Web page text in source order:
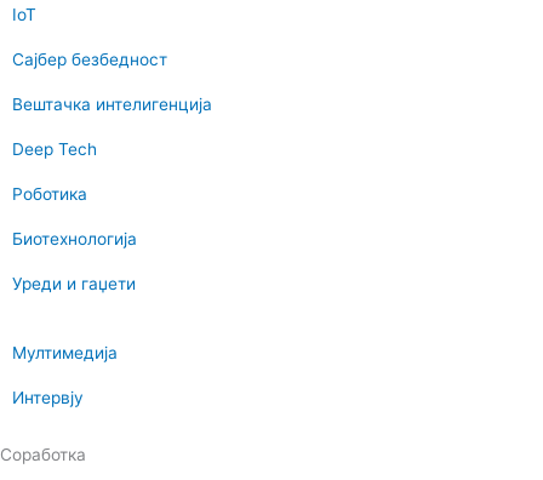
IoT
Сајбер безбедност
Вештачка интелигенција
Deep Tech
Роботика
Биотехнологија
Уреди и гаџети
Мултимедија
Интервју
Соработка